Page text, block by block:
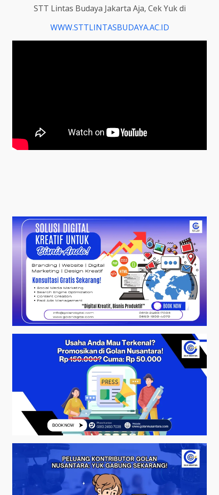
STT Lintas Budaya Jakarta Aja, Cek Yuk di
WWW.STTLINTASBUDAYA.AC.ID